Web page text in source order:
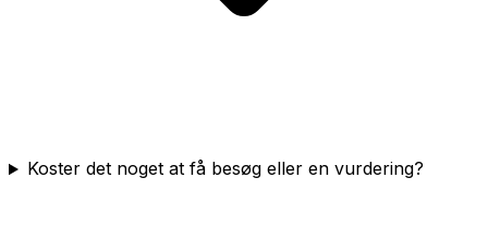
Koster det noget at få besøg eller en vurdering?